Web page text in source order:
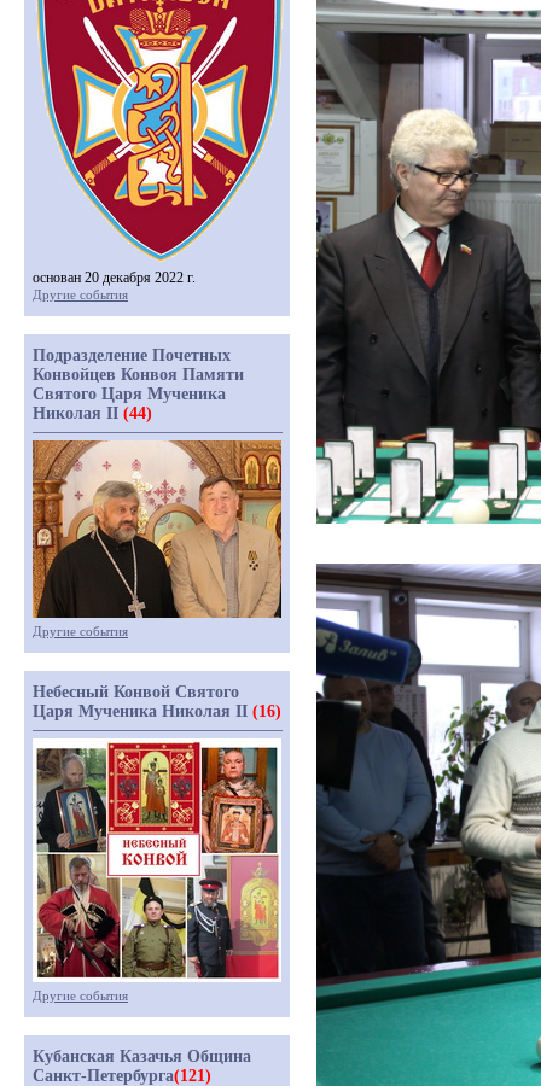
основан 20 декабря 2022 г.
Другие события
Подразделение Почетных
Конвойцев Конвоя Памяти
Святого Царя Мученика
Николая II (44)
Другие события
Небесный Конвой Святого
Царя Мученика Николая II (16)
Другие события
Кубанская Казачья Община
Санкт-Петербурга(121)